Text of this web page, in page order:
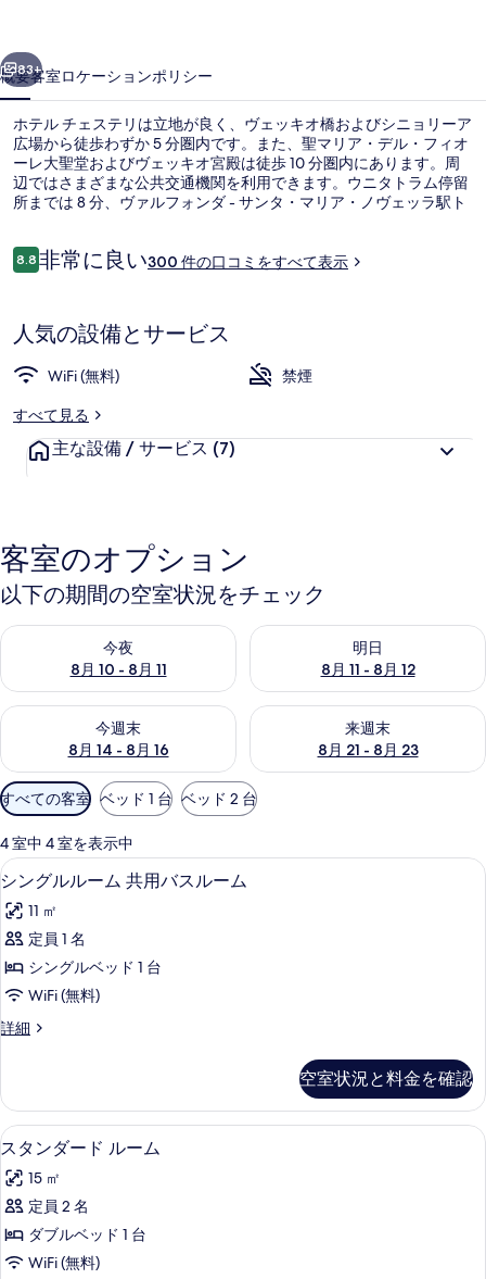
リ
の
写
真
ギ
ャ
ラ
ー
83+
概要客室ロケーションポリシー
ホテル チェステリは立地が良く、ヴェッキオ橋およびシニョリーア
広場から徒歩わずか 5 分圏内です。また、聖マリア・デル・フィオ
ーレ大聖堂およびヴェッキオ宮殿は徒歩 10 分圏内にあります。周
辺ではさまざまな公共交通機関を利用できます。ウニタトラム停留
所までは 8 分、ヴァルフォンダ - サンタ・マリア・ノヴェッラ駅ト
口
コ
8.810段階中8.8
非常に良い300 件の口コミをすべて表示
人気の設備とサービス
WiFi (無料)
禁煙
すべて見る
主な設備 / サービス (7)
客室のオプション
以下の期間の空室状況をチェック
今夜
8月 10 - 8月 11
今夜 8月 10 - 8月 11 の空室状況をチェック
明日
8月 11 - 8月 12
明日 8月 11 - 8月 12 の空室状
今週末
8月 14 - 8月 16
今週末 8月 14 - 8月 16 の空室状況をチェック
来週末
8月 21 - 8月 23
来週末 8月 21 - 8月 23 の空室
利
用
可
能
な
客
室
の
り
込
件
すべての客室 ベッド 1 台 ベッド 2 台
4 室中 4 室を表示中
シ
ン
グ
ル
ル
ム
用
バ
ス
ル
ー
ム
の
シングルルーム 共用バスルーム |
9
シングルルーム 共用バスルーム
11 ㎡
定員 1 名
シングルベッド 1 台
WiFi (無料)
詳細
シ
ル
ー
ム
用
バ
ル
ー
空室状況と料金を確認
ス
タ
ン
ダ
ー
スタンダード ルーム | WiFi (無料)、
19
スタンダード ルーム
15 ㎡
定員 2 名
ダブルベッド 1 台
WiFi (無料)